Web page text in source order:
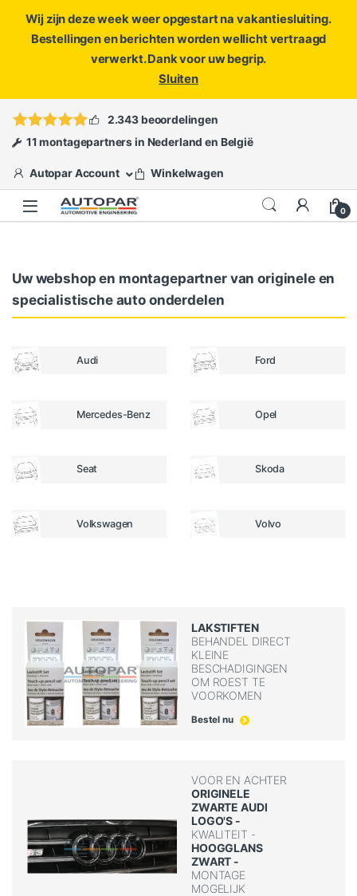
Wij zijn deze week weer opgestart na vakantiesluiting.
Bestellingen en berichten worden wellicht vertraagd
verwerkt. Dank voor uw begrip.
Sluiten
ofopen een ticket
2.343 beoordelingen
11 montagepartners in Nederland en België
Autopar Account Winkelwagen
0
Uw webshop en montagepartner van originele en
specialistische auto onderdelen
Audi Ford
Mercedes-Benz Opel
Seat Skoda
Volkswagen Volvo
LAKSTIFTEN
BEHANDEL DIRECT
KLEINE
BESCHADIGINGEN
OM ROEST TE
VOORKOMEN
Bestel nu
VOOR EN ACHTER
ORIGINELE
ZWARTE AUDI
LOGO'S -
KWALITEIT -
HOOGGLANS
ZWART -
MONTAGE
MOGELIJK